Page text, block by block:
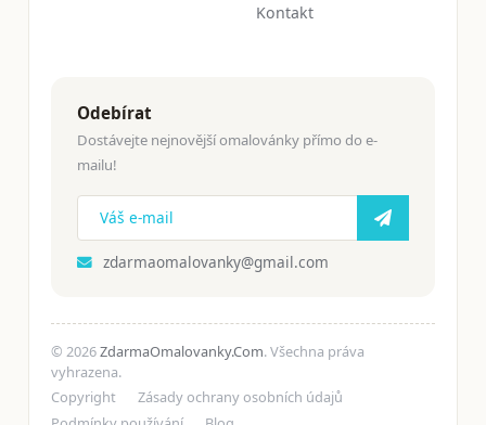
Kontakt
Odebírat
Dostávejte nejnovější omalovánky přímo do e-
mailu!
zdarmaomalovanky@gmail.com
© 2026ZdarmaOmalovanky.Com. Všechna práva
vyhrazena.
Copyright
Zásady ochrany osobních údajů